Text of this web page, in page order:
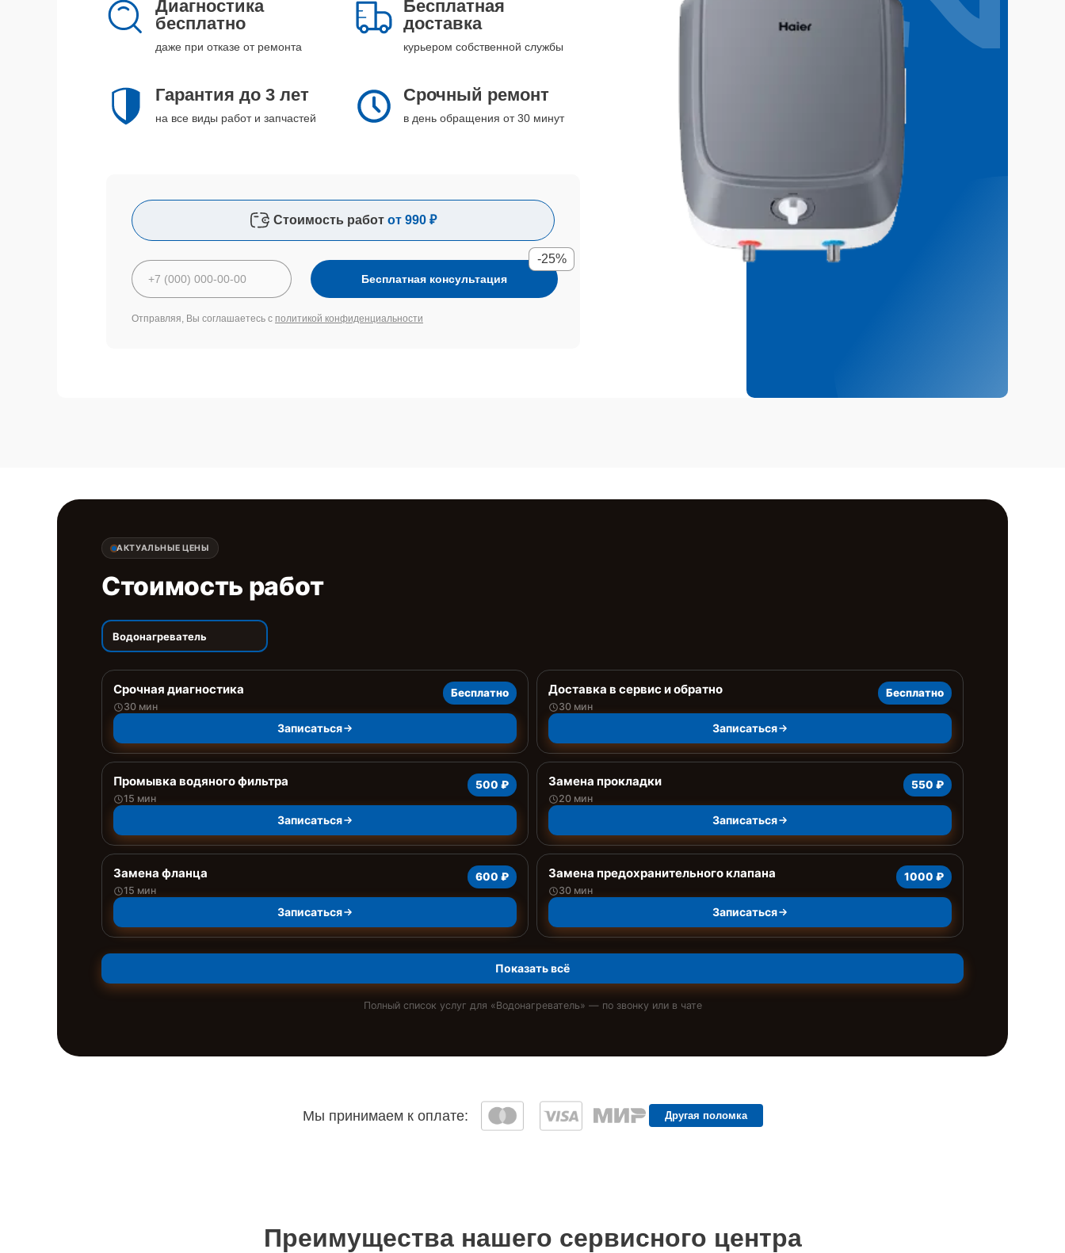
Диагностика
бесплатно
даже при отказе от ремонта
Бесплатная
доставка
курьером собственной службы
Гарантия до 3 лет
на все виды работ и запчастей
Срочный ремонт
в день обращения от 30 минут
Стоимость работ от 990 ₽
Бесплатная консультация
-25%
Отправляя, Вы соглашаетесь с политикой конфиденциальности
АКТУАЛЬНЫЕ ЦЕНЫ
Стоимость работ
Водонагреватель
Срочная диагностика
30 мин
Бесплатно
Записаться
Доставка в сервис и обратно
30 мин
Бесплатно
Записаться
Промывка водяного фильтра
15 мин
500 ₽
Записаться
Замена прокладки
20 мин
550 ₽
Записаться
Замена фланца
15 мин
600 ₽
Записаться
Замена предохранительного клапана
30 мин
1000 ₽
Записаться
Показать всё
Полный список услуг для «Водонагреватель» — по звонку или в чате
Мы принимаем к оплате: Другая поломка
Преимущества нашего сервисного центра